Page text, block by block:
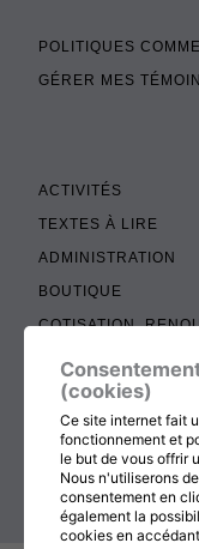
POLITIQUES
GÉRER MES
ACTIVITÉS
TEXTES À LIRE
ADMINISTRATION
BOUTIQUE
COTISATION,
DON
CONTACTEZ-NOUS
(cookies)
Ce site internet fait
fonctionnement et
le but de vous offrir
Nous n'utiliserons
consentement en
également la
cookies en